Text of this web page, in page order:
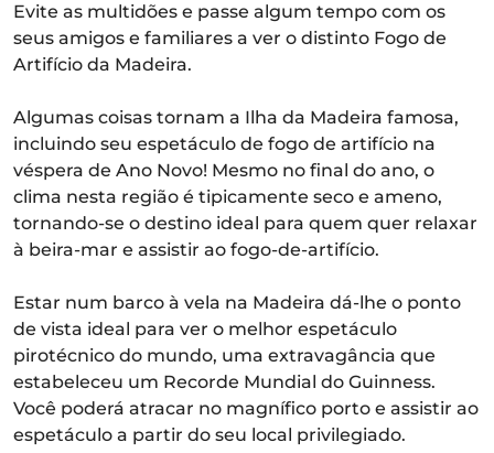
Evite as multidões e passe algum tempo com os
seus amigos e familiares a ver o distinto Fogo de
Artifício da Madeira.
Algumas coisas tornam a Ilha da Madeira famosa,
incluindo seu espetáculo de fogo de artifício na
véspera de Ano Novo! Mesmo no final do ano, o
clima nesta região é tipicamente seco e ameno,
tornando-se o destino ideal para quem quer relaxar
à beira-mar e assistir ao fogo-de-artifício.
Estar num barco à vela na Madeira dá-lhe o ponto
de vista ideal para ver o melhor espetáculo
pirotécnico do mundo, uma extravagância que
estabeleceu um Recorde Mundial do Guinness.
Você poderá atracar no magnífico porto e assistir ao
espetáculo a partir do seu local privilegiado.